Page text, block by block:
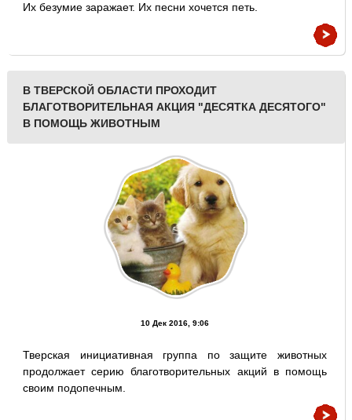
Их безумие заражает. Их песни хочется петь.
В ТВЕРСКОЙ ОБЛАСТИ ПРОХОДИТ
БЛАГОТВОРИТЕЛЬНАЯ АКЦИЯ "ДЕСЯТКА ДЕСЯТОГО"
В ПОМОЩЬ ЖИВОТНЫМ
10 Дек 2016, 9:06
Тверская инициативная группа по защите животных
продолжает серию благотворительных акций в помощь
своим подопечным.